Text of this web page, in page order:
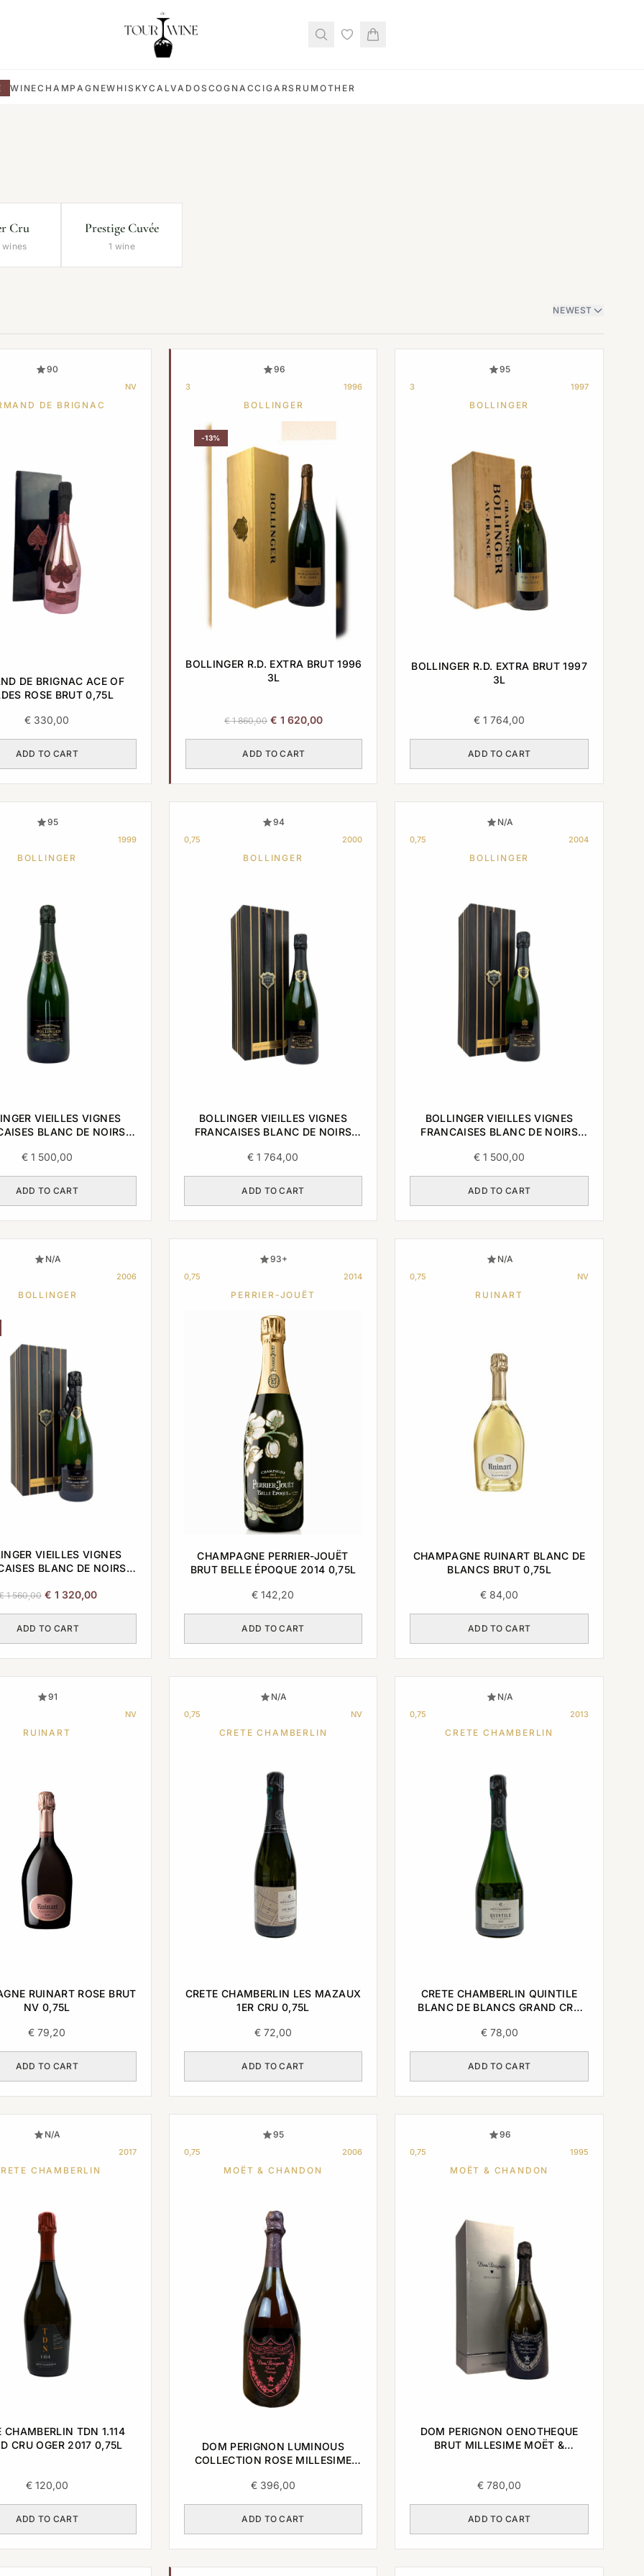
WINECHAMPAGNEWHISKYCALVADOS COGNACCIGARS RUM OTHER
Cru
wines
Prestige Cuvée
1 wine
NEWEST
90
NV
DE BRIGNAC
DE BRIGNAC ACE OF
ROSE BRUT 0,75L
€ 330,00
ADD TO CART
96
3 1996
BOLLINGER
-13%
BOLLINGER R.D. EXTRA BRUT 1996
3L
€1 860,00 Original
was:
€ 1 620,00Current
ADD TO CART
95
3 1997
BOLLINGER
BOLLINGER R.D. EXTRA BRUT 1997
3L
€ 1 764,00
ADD TO CART
95
1999
BOLLINGER
VIEILLES VIGNES
BLANC DE NOIRS
€1 500,00
ADD TO CART
94
0,75 2000
BOLLINGER
BOLLINGER VIEILLES VIGNES
FRANCAISES BLANC DE NOIRS
€ 1 764,00
ADD TO CART
N/A
0,75 2004
BOLLINGER
BOLLINGER VIEILLES VIGNES
FRANCAISES BLANC DE NOIRS
€ 1 500,00
ADD TO CART
N/A
2006
BOLLINGER
VIEILLES VIGNES
BLANC DE NOIRS
1 560,00 Original
was:
€ 1 320,00Current
ADD TO CART
93+
0,75 2014
PERRIER-JOUËT
CHAMPAGNE PERRIER-JOUËT
BRUT BELLE ÉPOQUE 2014 0,75L
€ 142,20
ADD TO CART
N/A
0,75 NV
RUINART
CHAMPAGNE RUINART BLANC DE
BLANCS BRUT 0,75L
€ 84,00
ADD TO CART
91
NV
RUINART
RUINART ROSE BRUT
NV 0,75L
€ 79,20
ADD TO CART
N/A
0,75 NV
CRETE CHAMBERLIN
CRETE CHAMBERLIN LES MAZAUX
1ER CRU 0,75L
€72,00
ADD TO CART
N/A
0,75 2013
CRETE CHAMBERLIN
CRETE CHAMBERLIN QUINTILE
BLANC DE BLANCS GRAND CRU
€78,00
ADD TO CART
N/A
2017
CHAMBERLIN
CHAMBERLIN TDN 1.114
CRU OGER 2017 0,75L
€120,00
ADD TO CART
95
0,75 2006
MOËT & CHANDON
DOM PERIGNON LUMINOUS
COLLECTION ROSE MILLESIME
€396,00
ADD TO CART
96
0,75 1995
MOËT & CHANDON
DOM PERIGNON OENOTHEQUE
BRUT MILLESIME MOËT &
€ 780,00
ADD TO CART